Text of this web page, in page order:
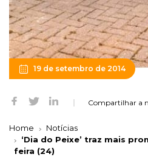
19 de setembro de 2014
Compartilhar a
Home
Notícias
‘Dia do Peixe’ traz mais
feira (24)